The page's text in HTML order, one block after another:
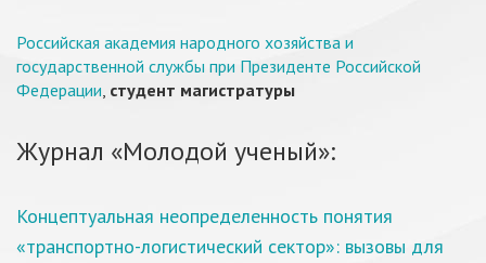
Российская академия народного хозяйства и
государственной службы при Президенте Российской
Федерации, студент магистратуры
Журнал «Молодой ученый»:
Концептуальная неопределенность понятия
«транспортно-логистический сектор»: вызовы для